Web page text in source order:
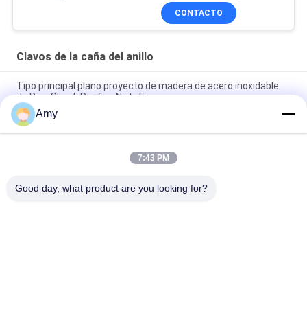
CONTACTO
Clavos de la caña del anillo
Tipo principal plano proyecto de madera de acero inoxidable
de Ring Shank Roofing Nails For
La cabeza de la sacudida pulió a Ring Shank Nails For Timbers
anular de acero inoxidable
32M M x 1,9 protección plana a cuadros del moho de Ring
Amy
7:43 PM
Good day, what product are you looking for?